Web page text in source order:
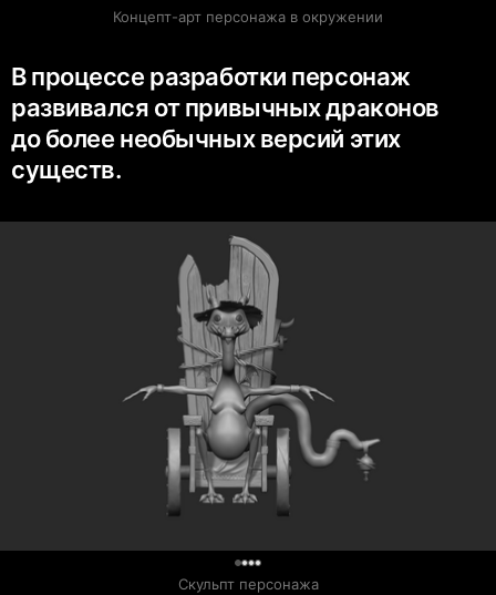
Концепт-арт персонажа в окружении
В процессе разработки персонаж
развивался от привычных драконов
до более необычных версий этих
существ.
Скульпт персонажа